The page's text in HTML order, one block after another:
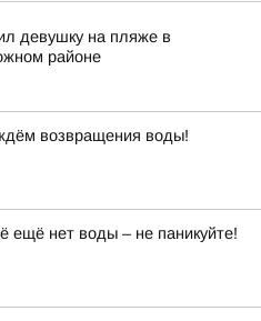
девушку на пляже в
районе
возвращения воды!
ещё нет воды – не паникуйте!